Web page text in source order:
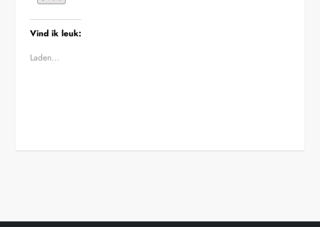
Vind ik leuk:
Laden...